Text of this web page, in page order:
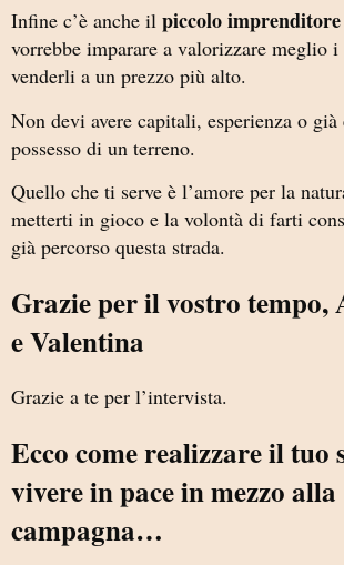
Infine c’è anche il piccolo
vorrebbe imparare a valorizzare meglio
venderli a un prezzo più alto.
Non devi avere capitali, esperienza o già
possesso di un terreno.
Quello che ti serve è l’amore per la
metterti in gioco e la volontà di farti
già percorso questa strada.
Grazie per il vostro tempo,
e Valentina
Grazie a te per l’intervista.
Ecco come realizzare il tuo
vivere in pace in mezzo alla
campagna…